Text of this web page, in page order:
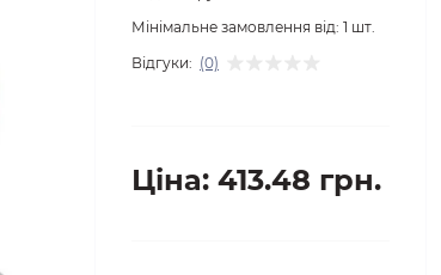
Мінімальне замовлення від: 1 шт.
Відгуки: (0)
Ціна: 413.48 грн.